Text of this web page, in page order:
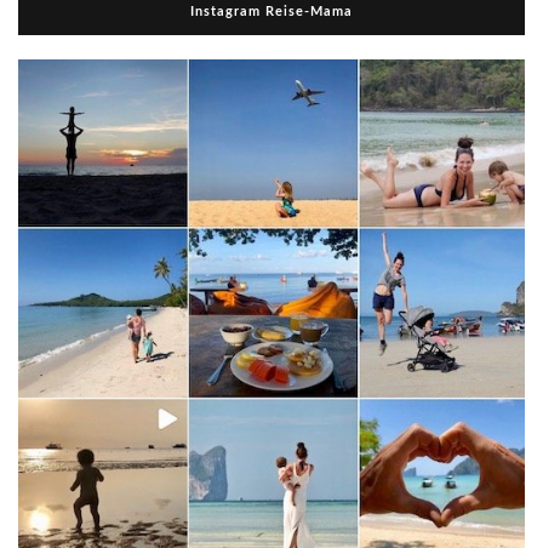
Instagram Reise-Mama